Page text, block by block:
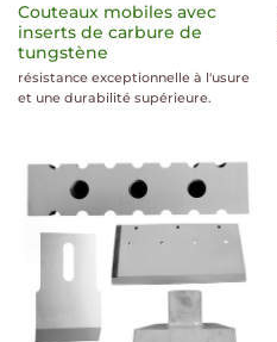
Couteaux mobiles avec
inserts de carbure de
tungstène
résistance exceptionnelle à l'usure
et une durabilité supérieure.